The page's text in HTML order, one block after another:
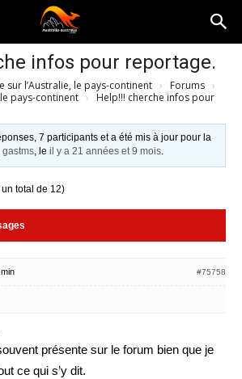
infos pour reportage.
sur l’Australie, le pays-continent › Forums ›
pays-continent ›
Help!!! cherche infos pour
7 participants et a été mis à jour pour la
gastms, leil y a 21 années et 9 mois.
total de 12)
#75758
présente sur le forum bien que je
ce qui s’y dit.